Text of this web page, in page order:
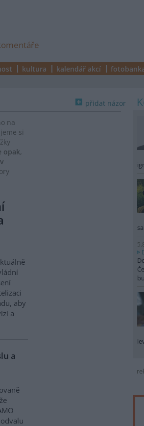
kultura kalendář akcí
přidat názor
na
si
opak,
aby
a
a